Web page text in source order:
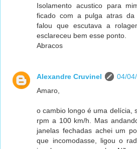
Isolamento acustico para
ficado com a pulga atras
falou que escutava a
esclareceu bem esse ponto.
Abracos
Alexandre Cruvinel
04/
Amaro,
o cambio longo é uma delícia,
rpm a 100 km/h. Mas
janelas fechadas achei um
que incomodasse, ligou o